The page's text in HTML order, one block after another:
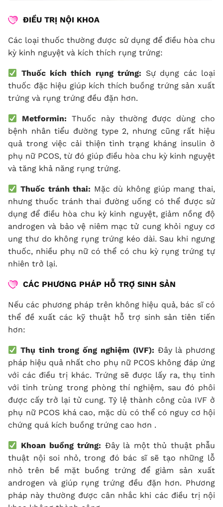
ĐIỀU TRỊ NỘI KHOA
Các loại thuốc thường được sử dụng để điều hòa chu
kỳ kinh nguyệt và kích thích rụng trứng:
Thuốc kích thích rụng trứng: Sự dụng các loại
thuốc đặc hiệu giúp kích thích buồng trứng sản xuất
trứng và rụng trứng đều đặn hơn.
Metformin: Thuốc này thường được dùng cho
bệnh nhân tiểu đường type 2, nhưng cũng rất hiệu
quả trong việc cải thiện tình trạng kháng insulin ở
phụ nữ PCOS, từ đó giúp điều hòa chu kỳ kinh nguyệt
và tăng khả năng rụng trứng.
Thuốc tránh thai: Mặc dù không giúp mang thai,
nhưng thuốc tránh thai đường uống có thể được sử
dụng để điều hòa chu kỳ kinh nguyệt, giảm nồng độ
androgen và bảo vệ niêm mạc tử cung khỏi nguy cơ
ung thư do không rụng trứng kéo dài. Sau khi ngưng
thuốc, nhiều phụ nữ có thể có chu kỳ rụng trứng tự
nhiên trở lại.
CÁC PHƯƠNG PHÁP HỖ TRỢ SINH SẢN
Nếu các phương pháp trên không hiệu quả, bác sĩ có
thể đề xuất các kỹ thuật hỗ trợ sinh sản tiên tiến
hơn:
Thụ tinh trong ống nghiệm (IVF): Đây là phương
pháp hiệu quả nhất cho phụ nữ PCOS không đáp ứng
với các điều trị khác. Trứng sẽ được lấy ra, thụ tinh
với tinh trùng trong phòng thí nghiệm, sau đó phôi
được cấy trở lại tử cung. Tỷ lệ thành công của IVF ở
phụ nữ PCOS khá cao, mặc dù có thể có nguy cơ hội
chứng quá kích buồng trứng cao hơn .
Khoan buồng trứng: Đây là một thủ thuật phẫu
thuật nội soi nhỏ, trong đó bác sĩ sẽ tạo những lỗ
nhỏ trên bề mặt buồng trứng để giảm sản xuất
androgen và giúp rụng trứng đều đặn hơn. Phương
pháp này thường được cân nhắc khi các điều trị nội